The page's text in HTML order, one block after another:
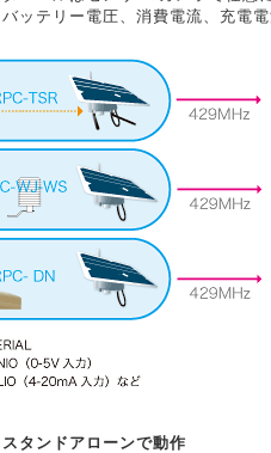
ッテリー電圧、消費電流、充電
タンドアローンで動作